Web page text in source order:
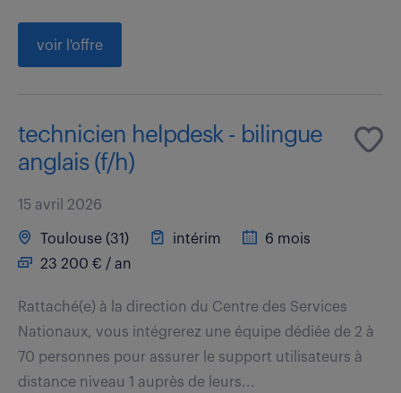
voir l'offre
technicien helpdesk - bilingue
anglais (f/h)
15 avril 2026
Toulouse (31) intérim
6 mois
23 200 € / an
Rattaché(e) à la direction du Centre des Services
Nationaux, vous intégrerez une équipe dédiée de 2 à
70 personnes pour assurer le support utilisateurs à
distance niveau 1 auprès de leurs...